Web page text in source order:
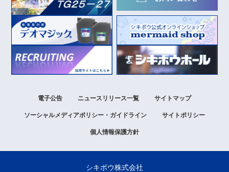
電子公告 ニュースリリース一覧 サイトマップ
ソーシャルメディアポリシー ・ガイドライン サイトポリシー
個人情報保護方針
シキボウ株式会社